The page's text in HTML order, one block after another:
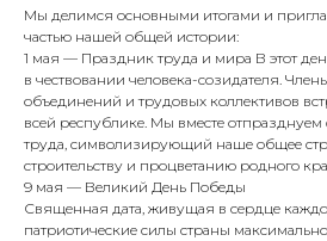
Мы делимся основными итогами и
частью нашей общей истории:
1 мая — Праздник труда и мира В этот
в чествовании человека-созидателя.
объединений и трудовых коллективов
всей республике. Мы вместе отпразднуем
труда, символизирующий наше общее
строительству и процветанию родного
9 мая — Великий День Победы
Священная дата, живущая в сердце
патриотические силы страны